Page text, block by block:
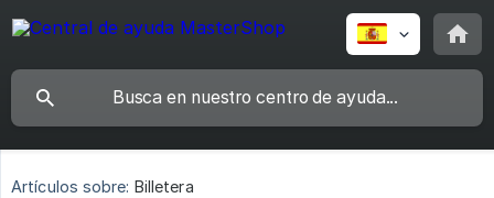
Artículos sobre: Billetera